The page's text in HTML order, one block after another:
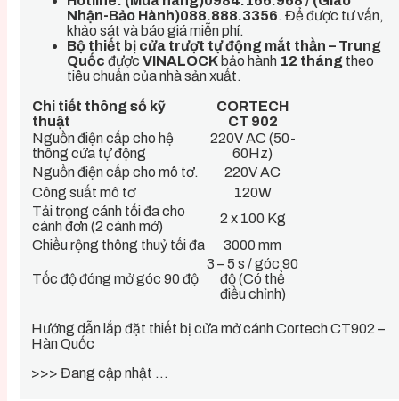
Nhận-Bảo Hành)088.888.3356. Để được tư vấn,
khảo sát và báo giá miễn phí.
Bộ thiết bị cửa trượt tự động mắt thần – Trung
Quốc được VINALOCK bảo hành 12 tháng theo
tiêu chuẩn của nhà sản xuất.
Chi tiết thông số kỹ
thuật
CORTECH
CT 902
Nguồn điện cấp cho hệ
thông cửa tự động
220V AC (50-
60Hz)
Nguồn điện cấp cho mô tơ.
220V AC
Công suất mô tơ
120W
Tải trọng cánh tối đa cho
cánh đơn (2 cánh mở)
2 x 100 Kg
Chiều rộng thông thuỷ tối đa
3000 mm
Tốc độ đóng mở góc 90 độ
3 – 5 s / góc 90
độ (Có thể
điều chỉnh)
Hướng dẫn lắp đặt thiết bị cửa mở cánh Cortech CT902 –
Hàn Quốc
>>> Đang cập nhật …